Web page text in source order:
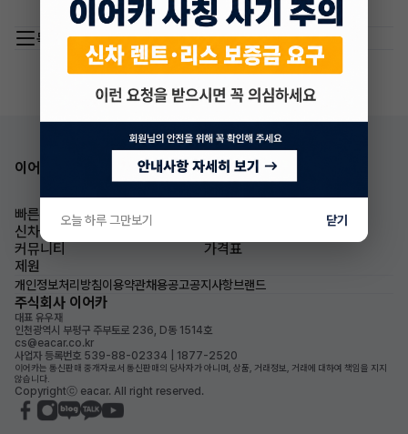
목록 이동
이어카 앱 다운로드
빠른승계
신차즉시출고
커뮤니티
가격표
제원
개인정보처리방침이용약관채용공고공지사항브랜드
주식회사 이어카
대표 유우재
인천광역시 부평구 주부토로 236, D동 1514호
cs@eacar.co.kr
사업자 등록번호 539-88-02334 | 1877-2520
이어카는 통신판매 중개자로서 통신판매의 당사자가 아니며, 상품, 거래정보, 거래에 대하여 책임을 지지
않습니다.
Copyrightⓒ eacar. All right reserved.
오늘 하루 그만보기 닫기